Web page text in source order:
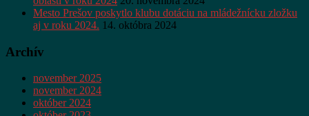
Mesto Prešov poskytlo klubu dotáciu na mládežnícku zložku
aj v roku 2024. 14. októbra 2024
Archív
november 2025
november 2024
október 2024